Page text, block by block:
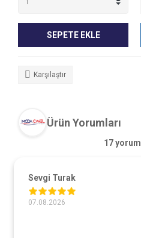
SEPETE EKLE
Karşılaştır
Ürün Yorumları
17 yorum
Sevgi Turak
07.08.2026